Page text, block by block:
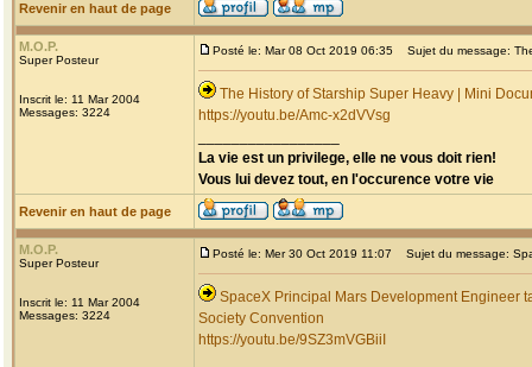
Revenir en haut de page
M.O.P.
Super Posteur
Inscrit le: 11 Mar 2004
Messages: 3224
Posté le: Mar 08 Oct 2019 06:35 Sujet du message:
The History of Starship Super Heavy | Mini
https://youtu.be/Amc-x2dVVsg
La vie est un privilege, elle ne vous doit rien!
Vous lui devez tout, en l'occurence votre vie
Revenir en haut de page
M.O.P.
Super Posteur
Inscrit le: 11 Mar 2004
Messages: 3224
Posté le: Mer 30 Oct 2019 11:07 Sujet du message:
SpaceX Principal Mars Development Engineer
Society Convention
https://youtu.be/9SZ3mVGBiiI